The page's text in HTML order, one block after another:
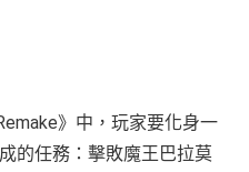
》中，玩家要化身一
的任務：擊敗魔王巴拉莫